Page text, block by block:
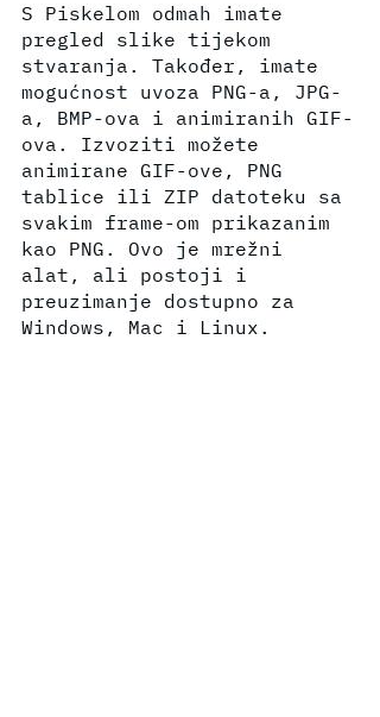
S Piskelom odmah imate
pregled slike tijekom
stvaranja. Također, imate
mogućnost uvoza PNG-a, JPG-
a, BMP-ova i animiranih GIF-
ova. Izvoziti možete
animirane GIF-ove, PNG
tablice ili ZIP datoteku sa
svakim frame-om prikazanim
kao PNG. Ovo je mrežni
alat, ali postoji i
preuzimanje dostupno za
Windows, Mac i Linux.